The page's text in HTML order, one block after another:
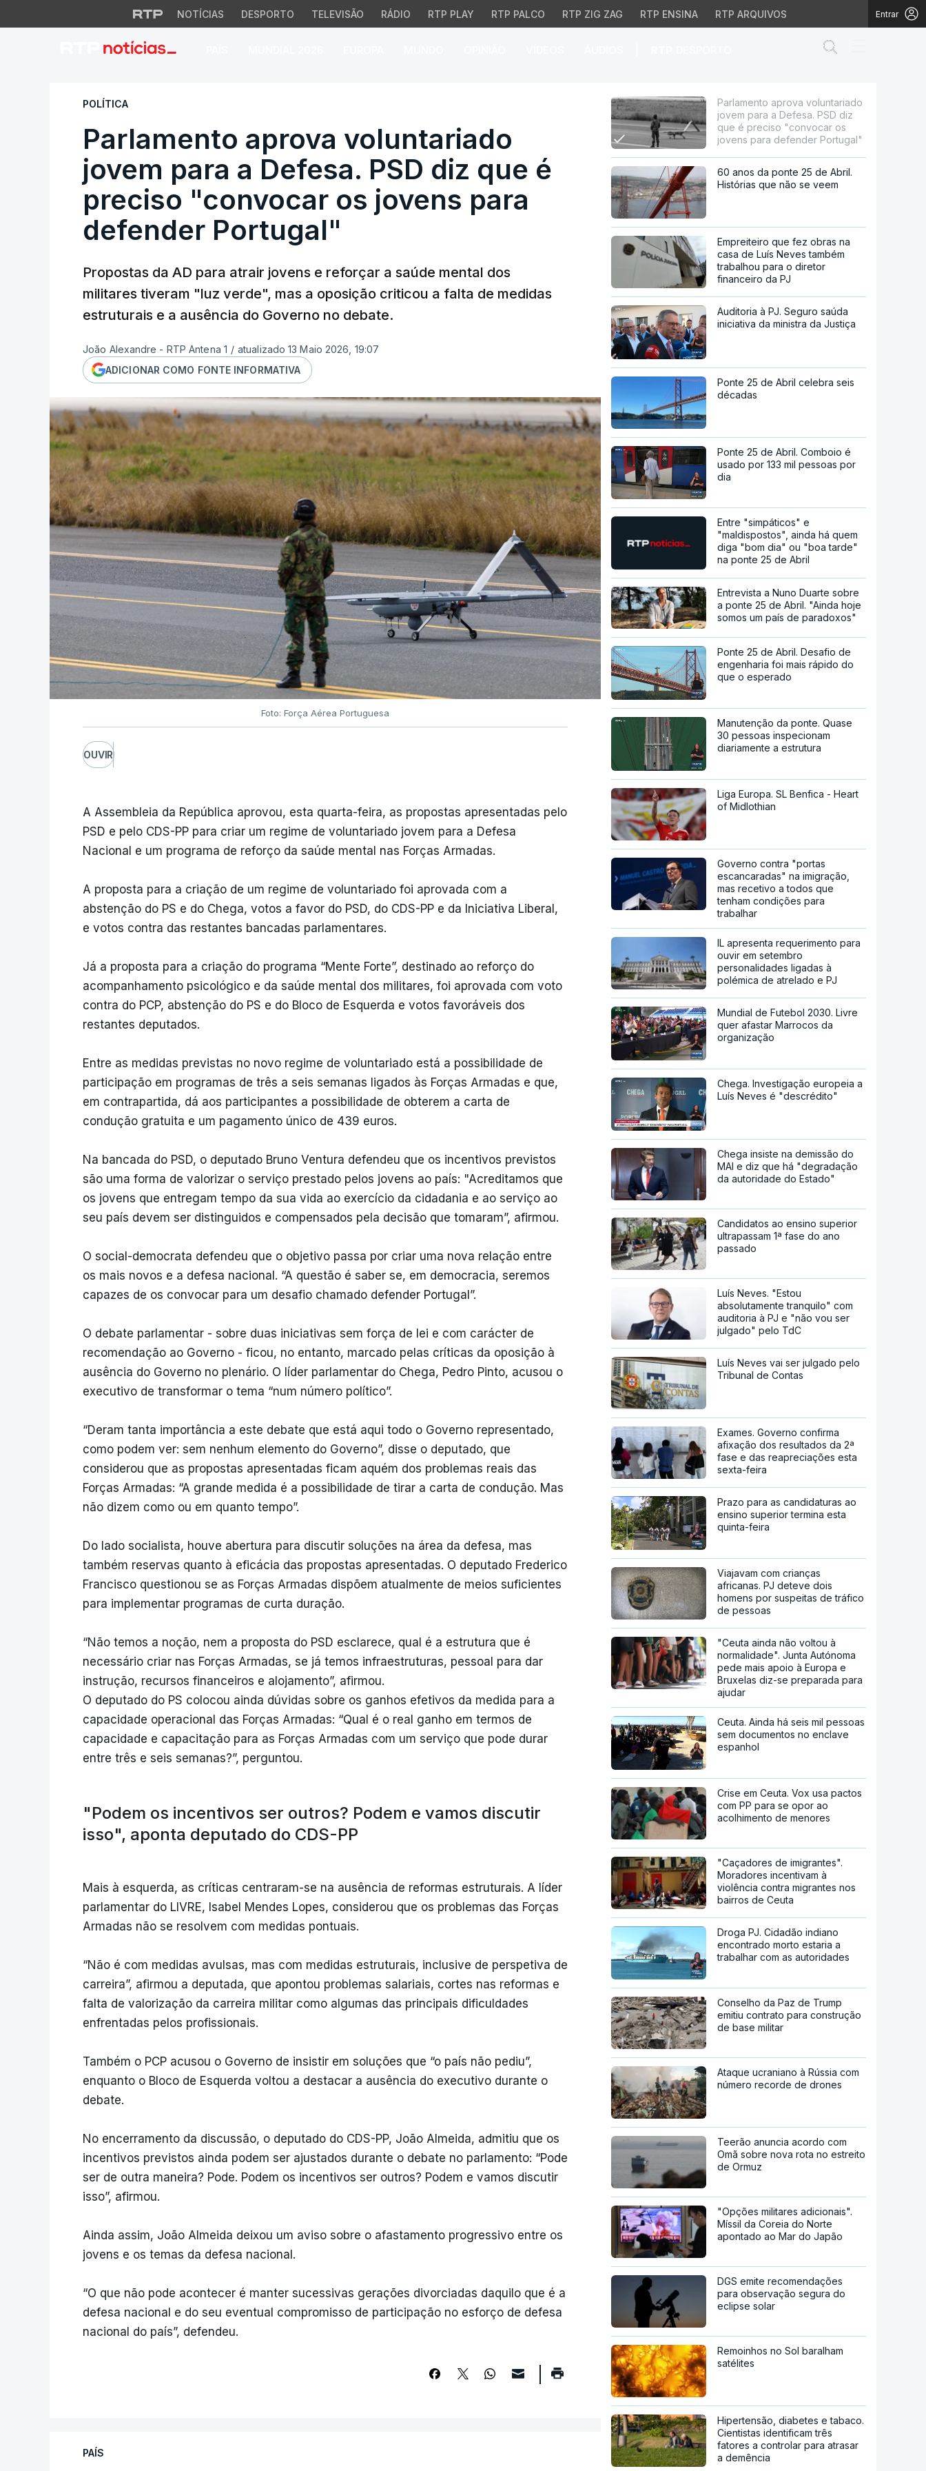
NOTÍCIAS DESPORTO TELEVISÃO RÁDIO RTP PLAY RTP PALCO RTP ZIG ZAG RTP ENSINA RTP ARQUIVOS Entrar
Parlamento aprova voluntariado jovem para a Defesa. PSD diz
POLÍTICA
Parlamento aprova voluntariado
jovem para a Defesa. PSD diz que é
preciso "convocar os jovens para
defender Portugal"
Propostas da AD para atrair jovens e reforçar a saúde mental dos
militares tiveram "luz verde", mas a oposição criticou a falta de medidas
estruturais e a ausência do Governo no debate.
João Alexandre - RTP Antena 1 / atualizado 13 Maio 2026, 19:07
ADICIONAR COMO FONTE INFORMATIVA
Foto: Força Aérea Portuguesa
OUVIR
A Assembleia da República aprovou, esta quarta-feira, as propostas apresentadas pelo
PSD e pelo CDS-PP para criar um regime de voluntariado jovem para a Defesa
Nacional e um programa de reforço da saúde mental nas Forças Armadas.
A proposta para a criação de um regime de voluntariado foi aprovada com a
abstenção do PS e do Chega, votos a favor do PSD, do CDS-PP e da Iniciativa Liberal,
e votos contra das restantes bancadas parlamentares.
Já a proposta para a criação do programa “Mente Forte”, destinado ao reforço do
acompanhamento psicológico e da saúde mental dos militares, foi aprovada com voto
contra do PCP, abstenção do PS e do Bloco de Esquerda e votos favoráveis dos
restantes deputados.
Entre as medidas previstas no novo regime de voluntariado está a possibilidade de
participação em programas de três a seis semanas ligados às Forças Armadas e que,
em contrapartida, dá aos participantes a possibilidade de obterem a carta de
condução gratuita e um pagamento único de 439 euros.
Na bancada do PSD, o deputado Bruno Ventura defendeu que os incentivos previstos
são uma forma de valorizar o serviço prestado pelos jovens ao país: "Acreditamos que
os jovens que entregam tempo da sua vida ao exercício da cidadania e ao serviço ao
seu país devem ser distinguidos e compensados pela decisão que tomaram”, afirmou.
O social-democrata defendeu que o objetivo passa por criar uma nova relação entre
os mais novos e a defesa nacional. “A questão é saber se, em democracia, seremos
capazes de os convocar para um desafio chamado defender Portugal”.
O debate parlamentar - sobre duas iniciativas sem força de lei e com carácter de
recomendação ao Governo - ficou, no entanto, marcado pelas críticas da oposição à
ausência do Governo no plenário. O líder parlamentar do Chega, Pedro Pinto, acusou o
executivo de transformar o tema “num número político”.
“Deram tanta importância a este debate que está aqui todo o Governo representado,
como podem ver: sem nenhum elemento do Governo”, disse o deputado, que
considerou que as propostas apresentadas ficam aquém dos problemas reais das
Forças Armadas: “A grande medida é a possibilidade de tirar a carta de condução. Mas
não dizem como ou em quanto tempo”.
Do lado socialista, houve abertura para discutir soluções na área da defesa, mas
também reservas quanto à eficácia das propostas apresentadas. O deputado Frederico
Francisco questionou se as Forças Armadas dispõem atualmente de meios suficientes
para implementar programas de curta duração.
“Não temos a noção, nem a proposta do PSD esclarece, qual é a estrutura que é
necessário criar nas Forças Armadas, se já temos infraestruturas, pessoal para dar
instrução, recursos financeiros e alojamento”, afirmou.
O deputado do PS colocou ainda dúvidas sobre os ganhos efetivos da medida para a
capacidade operacional das Forças Armadas: “Qual é o real ganho em termos de
capacidade e capacitação para as Forças Armadas com um serviço que pode durar
entre três e seis semanas?”, perguntou.
"Podem os incentivos ser outros? Podem e vamos discutir
isso", aponta deputado do CDS-PP
Mais à esquerda, as críticas centraram-se na ausência de reformas estruturais. A líder
parlamentar do LIVRE, Isabel Mendes Lopes, considerou que os problemas das Forças
Armadas não se resolvem com medidas pontuais.
“Não é com medidas avulsas, mas com medidas estruturais, inclusive de perspetiva de
carreira”, afirmou a deputada, que apontou problemas salariais, cortes nas reformas e
falta de valorização da carreira militar como algumas das principais dificuldades
enfrentadas pelos profissionais.
Também o PCP acusou o Governo de insistir em soluções que “o país não pediu”,
enquanto o Bloco de Esquerda voltou a destacar a ausência do executivo durante o
debate.
No encerramento da discussão, o deputado do CDS-PP, João Almeida, admitiu que os
incentivos previstos ainda podem ser ajustados durante o debate no parlamento: “Pode
ser de outra maneira? Pode. Podem os incentivos ser outros? Podem e vamos discutir
isso”, afirmou.
Ainda assim, João Almeida deixou um aviso sobre o afastamento progressivo entre os
jovens e os temas da defesa nacional.
“O que não pode acontecer é manter sucessivas gerações divorciadas daquilo que é a
defesa nacional e do seu eventual compromisso de participação no esforço de defesa
nacional do país”, defendeu.
PAÍS
Parlamento aprova voluntariado
jovem para a Defesa. PSD diz
que é preciso "convocar os
jovens para defender Portugal"
60 anos da ponte 25 de Abril.
Histórias que não se veem
Empreiteiro que fez obras na
casa de Luís Neves também
trabalhou para o diretor
financeiro da PJ
Auditoria à PJ. Seguro saúda
iniciativa da ministra da Justiça
Ponte 25 de Abril celebra seis
décadas
Ponte 25 de Abril. Comboio é
usado por 133 mil pessoas por
dia
Entre "simpáticos" e
"maldispostos", ainda há quem
diga "bom dia" ou "boa tarde"
na ponte 25 de Abril
Entrevista a Nuno Duarte sobre
a ponte 25 de Abril. "Ainda hoje
somos um país de paradoxos"
Ponte 25 de Abril. Desafio de
engenharia foi mais rápido do
que o esperado
Manutenção da ponte. Quase
30 pessoas inspecionam
diariamente a estrutura
Liga Europa. SL Benfica - Heart
of Midlothian
Governo contra "portas
escancaradas" na imigração,
mas recetivo a todos que
tenham condições para
trabalhar
IL apresenta requerimento para
ouvir em setembro
personalidades ligadas à
polémica de atrelado e PJ
Mundial de Futebol 2030. Livre
quer afastar Marrocos da
organização
Chega. Investigação europeia a
Luís Neves é "descrédito"
Chega insiste na demissão do
MAI e diz que há "degradação
da autoridade do Estado"
Candidatos ao ensino superior
ultrapassam 1ª fase do ano
passado
Luís Neves. "Estou
absolutamente tranquilo" com
auditoria à PJ e "não vou ser
julgado" pelo TdC
Luís Neves vai ser julgado pelo
Tribunal de Contas
Exames. Governo confirma
afixação dos resultados da 2ª
fase e das reapreciações esta
sexta-feira
Prazo para as candidaturas ao
ensino superior termina esta
quinta-feira
Viajavam com crianças
africanas. PJ deteve dois
homens por suspeitas de tráfico
de pessoas
"Ceuta ainda não voltou à
normalidade". Junta Autónoma
pede mais apoio à Europa e
Bruxelas diz-se preparada para
ajudar
Ceuta. Ainda há seis mil pessoas
sem documentos no enclave
espanhol
Crise em Ceuta. Vox usa pactos
com PP para se opor ao
acolhimento de menores
"Caçadores de imigrantes".
Moradores incentivam à
violência contra migrantes nos
bairros de Ceuta
Droga PJ. Cidadão indiano
encontrado morto estaria a
trabalhar com as autoridades
Conselho da Paz de Trump
emitiu contrato para construção
de base militar
Ataque ucraniano à Rússia com
número recorde de drones
Teerão anuncia acordo com
Omã sobre nova rota no estreito
de Ormuz
"Opções militares adicionais".
Míssil da Coreia do Norte
apontado ao Mar do Japão
DGS emite recomendações
para observação segura do
eclipse solar
Remoinhos no Sol baralham
satélites
Hipertensão, diabetes e tabaco.
Cientistas identificam três
fatores a controlar para atrasar
a demência